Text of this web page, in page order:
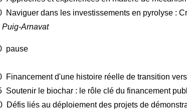
Naviguer dans les investissements en pyrolyse :
Puig-Arnavat
pause
Financement d'une histoire réelle de transition
Soutenir le biochar : le rôle clé du financement
Défis liés au déploiement des projets de